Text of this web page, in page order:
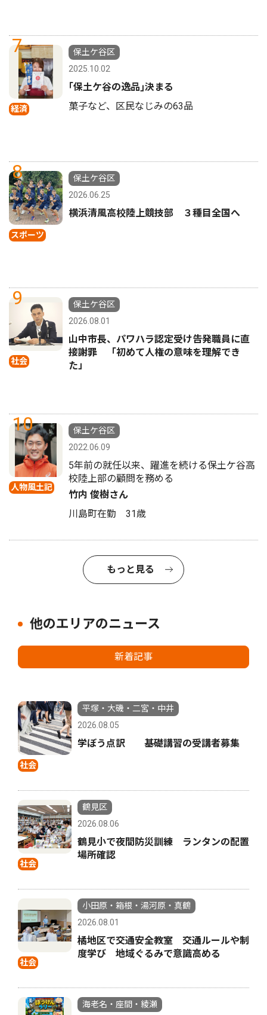
7
経済
保土ケ谷区
2025.10.02
｢保土ケ谷の逸品｣決まる
菓子など、区民なじみの63品
8
スポーツ
保土ケ谷区
2026.06.25
横浜清風高校陸上競技部 ３種目全国へ
9
社会
保土ケ谷区
2026.08.01
山中市長、パワハラ認定受け告発職員に直
接謝罪 「初めて人権の意味を理解でき
た」
10
人物風土記
保土ケ谷区
2022.06.09
5年前の就任以来、躍進を続ける保土ケ谷高
校陸上部の顧問を務める
竹内 俊樹さん
川島町在勤 31歳
もっと見る
他のエリアのニュース
新着記事
社会
平塚・大磯・二宮・中井
2026.08.05
学ぼう点訳 基礎講習の受講者募集
社会
鶴見区
2026.08.06
鶴見小で夜間防災訓練 ランタンの配置
場所確認
社会
小田原・箱根・湯河原・真鶴
2026.08.01
橘地区で交通安全教室 交通ルールや制
度学び 地域ぐるみで意識高める
海老名・座間・綾瀬